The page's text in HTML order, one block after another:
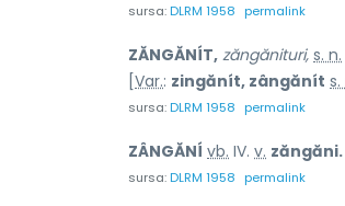
sursa:DLRM 1958 permalink
ZĂNGĂNÍT, zăngănituri, s. n.
[Var.: zingănít, zângănít s.
sursa:DLRM 1958 permalink
ZÂNGĂNÍ vb. IV. v. zăngăni.
sursa:DLRM 1958 permalink